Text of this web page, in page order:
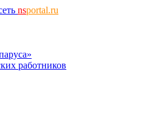
nsportal.ru
работников